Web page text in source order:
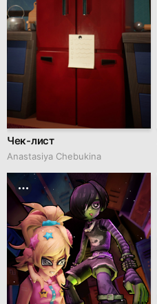
Чек-лист
Anastasiya Chebukina